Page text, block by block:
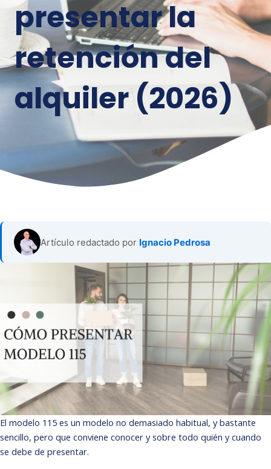
presentar la
retención del
alquiler (2026)
Artículo redactado por Ignacio Pedrosa
El modelo 115 es un modelo no demasiado habitual, y bastante
sencillo, pero que conviene conocer y sobre todo quién y cuando
se debe de presentar.